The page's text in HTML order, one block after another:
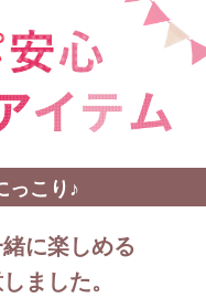
っこり♪
に楽しめる
ました。